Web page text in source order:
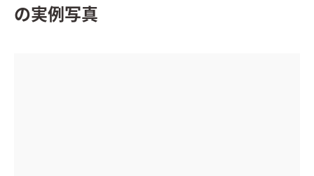
の実例写真